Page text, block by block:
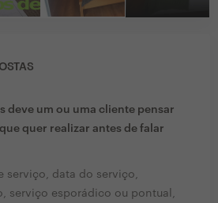
deve um ou uma cliente pensar
quer realizar antes de falar
serviço, data do serviço,
serviço esporádico ou pontual,